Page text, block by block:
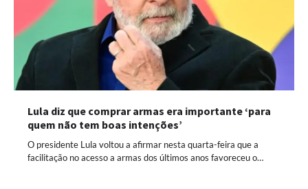
Lula diz que comprar armas era importante ‘para
quem não tem boas intenções’
O presidente Lula voltou a afirmar nesta quarta-feira que a
facilitação no acesso a armas dos últimos anos favoreceu o…